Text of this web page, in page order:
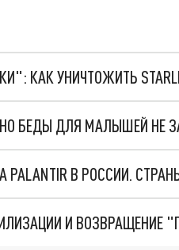
КАК УНИЧТОЖИТЬ
БЕДЫ ДЛЯ МАЛЫШЕЙ НЕ